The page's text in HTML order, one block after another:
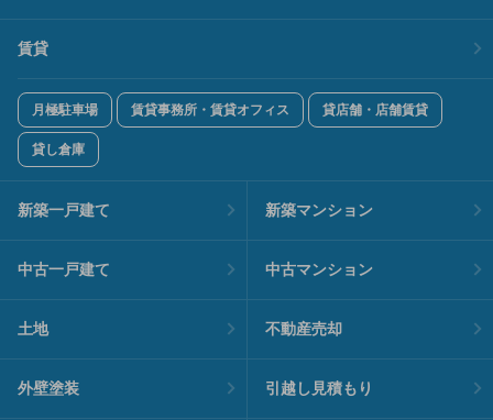
賃貸
月極駐車場 賃貸事務所・賃貸オフィス 貸店舗・店舗賃貸
貸し倉庫
新築一戸建て 新築マンション
中古一戸建て 中古マンション
土地 不動産売却
外壁塗装 引越し見積もり